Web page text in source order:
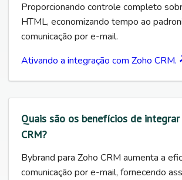
Proporcionando controle completo
HTML, economizando tempo ao
comunicação por e-mail.
Ativando a integração com Zoho CRM.
Quais são os benefícios de
CRM?
Bybrand para Zoho CRM aumenta a
comunicação por e-mail, fornecendo